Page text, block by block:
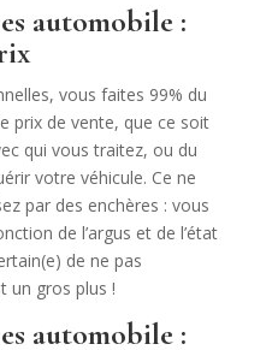
automobile :
vous faites 99% du
prix de vente, que ce soit
qui vous traitez, ou du
votre véhicule. Ce ne
par des enchères : vous
de l’argus et de l’état
de ne pas
un gros plus !
automobile :